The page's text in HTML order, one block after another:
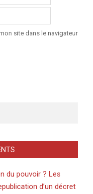
site dans le navigateur
du pouvoir ? Les
d’un décret